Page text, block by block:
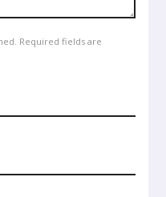
Required fields are